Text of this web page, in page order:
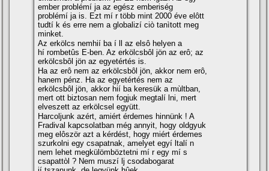
ember problémí ja az egész emberiség
problémí ja is. Ezt mí r több mint 2000 éve elôtt
tudtí k és erre nem a globalizí ciò tanìtott meg
minket.
Az erkölcs nemhií ba í ll az elsô helyen a
hí rombetûs E-ben. Az erkölcsbôl jön az erô; az
erkölcsbôl jön az egyetértés is.
Ha az erô nem az erkölcsbôl jön, akkor nem erô,
hanem pénz. Ha az egyetértés nem az
erkölcsbôl jön, akkor hií ba keresük a mùltban,
mert ott biztosan nem fogjuk megtalí lni, mert
elveszett az erkölcsel együtt.
Harcoljunk azért, amiért érdemes hinnünk ! A
Fradival kapcsolatban még annyit, hogy oldgyuk
meg elôször azt a kérdést, hogy miért érdemes
szurkolni egy csapatnak, amelyet egyí ltalí n
nem lehet megkülömböztetni mí r egy mí s
csapattòl ? Nem muszí lj csodabogarat